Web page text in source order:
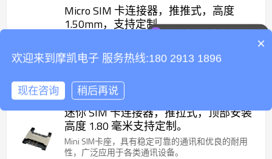
Micro SIM 卡连接器，推推式，高度
1.50mm，支持定制。
持Micro SIM卡读取，具有出色的连接稳定性和耐用
性，适用于笔记本电脑、平板电脑、智能家居、移
迷你 SIM 卡连接器，推拉式，顶部安装
高度 1.80 毫米支持定制。
Mini SIM卡座，具有稳定可靠的通讯和优良的耐用
性，广泛应用于各类通讯设备。
可以介绍下你们的产品么
你们是怎么收费的呢
×
欢迎来到摩凯电子 服务热线:180 2913 1896
现在咨询 稍后再说